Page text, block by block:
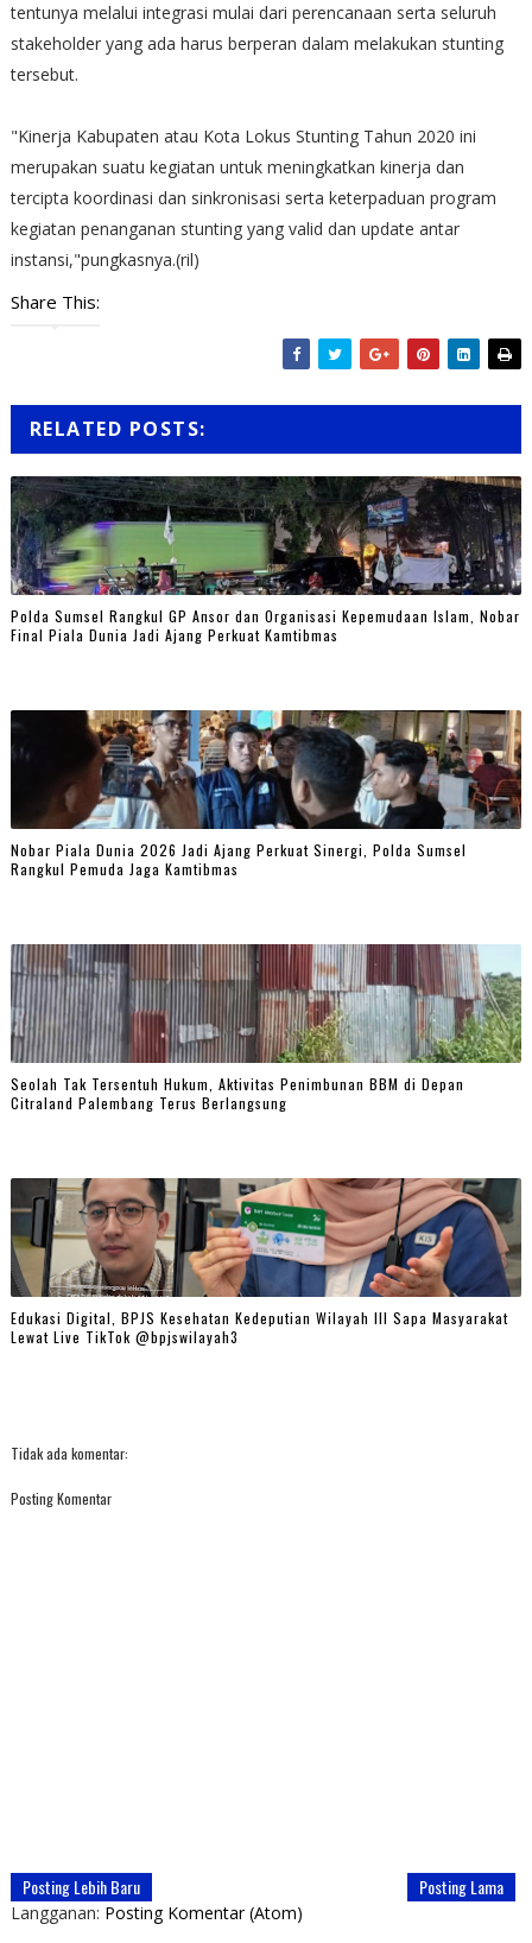
tentunya melalui integrasi mulai dari perencanaan serta seluruh
stakeholder yang ada harus berperan dalam melakukan stunting
tersebut.
"Kinerja Kabupaten atau Kota Lokus Stunting Tahun 2020 ini
merupakan suatu kegiatan untuk meningkatkan kinerja dan
tercipta koordinasi dan sinkronisasi serta keterpaduan program
kegiatan penanganan stunting yang valid dan update antar
instansi,"pungkasnya.(ril)
Share This:
RELATED POSTS:
Polda Sumsel Rangkul GP Ansor dan Organisasi Kepemudaan Islam, Nobar
Final Piala Dunia Jadi Ajang Perkuat Kamtibmas
Nobar Piala Dunia 2026 Jadi Ajang Perkuat Sinergi, Polda Sumsel
Rangkul Pemuda Jaga Kamtibmas
Seolah Tak Tersentuh Hukum, Aktivitas Penimbunan BBM di Depan
Citraland Palembang Terus Berlangsung
Edukasi Digital, BPJS Kesehatan Kedeputian Wilayah III Sapa Masyarakat
Lewat Live TikTok @bpjswilayah3
Tidak ada komentar:
Posting Komentar
Posting Lebih Baru Posting Lama
Langganan: Posting Komentar (Atom)